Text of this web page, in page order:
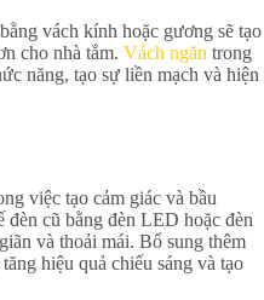
vách kính hoặc gương sẽ tạo
cho nhà tắm. Vách ngăn trong
năng, tạo sự liền mạch và hiện
việc tạo cảm giác và bầu
cũ bằng đèn LED hoặc đèn
và thoải mái. Bổ sung thêm
hiệu quả chiếu sáng và tạo